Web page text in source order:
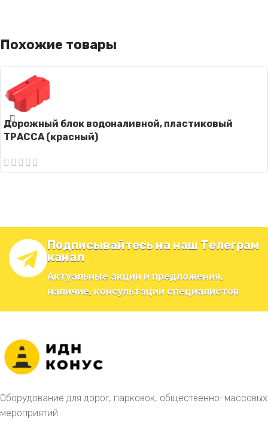
Похожие товары
Дорожный блок водоналивной, пластиковый
ТРАССА (красный)
Подписывайтесь на наш Телеграм
канал
Актуальные акции и предложения,
наличие, консультации специалистов
Оборудование для дорог, парковок, общественно-массовых
мероприятий